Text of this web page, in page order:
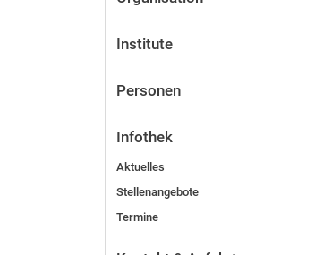
Institute
Personen
Infothek
Aktuelles
Stellenangebote
Termine